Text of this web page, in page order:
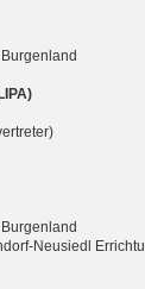
Neusiedl